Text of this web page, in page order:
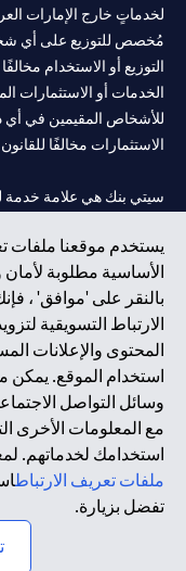
يستخدم موقعنا ملفات
الأساسية مطلوبة
بالنقر على 'موافق' ،
الارتباط التسويقية
المحتوى والإعلانات
استخدام الموقع. يمكن
وسائل التواصل
مع المعلومات الأخرى
استخدامك لخدماتهم.
ملفات تعريف الارتباط
تفضل بزيارة.
لخدماتٍ خارج الإمارات
مُخصص للتوزيع على أي
التوزيع أو الاستخدام
الخدمات أو الاستثمارات
للأشخاص المقيمين في أي
الاستثمارات مخالفًا
سيتي بنك إن. إيه.
الإمارات في دبي، و
فرع سيتي بنك إن إيه -
الإمارات العربية
سيتي بنك إن إيه الإمارات
الاستشارات المالية
حقوق الطبع والنشر محفوظة ©2026 سيتي